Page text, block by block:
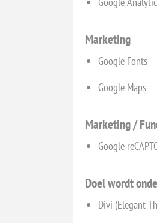
Marketing
Google Fonts
Google Maps
Marketing /
Google
Doel wordt
Divi (Elegant